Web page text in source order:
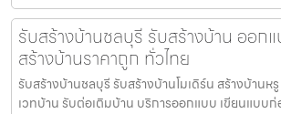
รับสร้างบ้านชลบุรี รับสร้างบ้าน ออก
สร้างบ้านราคาถูก ทั่วไทย
รับสร้างบ้านชลบุรี รับสร้างบ้านโมเดิร์น สร้างบ้านหรู
เวทบ้าน รับต่อเติมบ้าน บริการออกแบบ เขียนแบบก่